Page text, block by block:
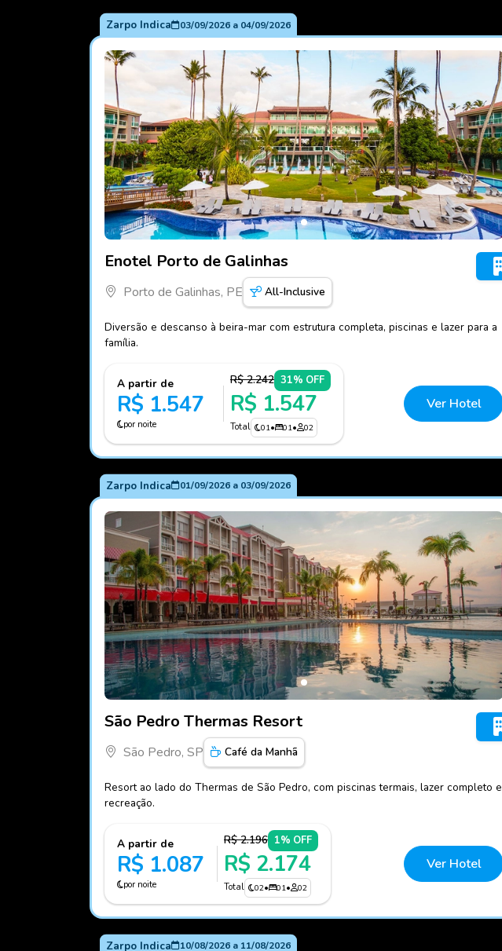
Zarpo Indica 03/09/2026a 04/09/2026
Enotel Porto de Galinhas
Porto de Galinhas, PE All-Inclusive
Diversão e descanso à beira-mar com estrutura completa, piscinas e lazer para a
família.
A partir de
R$ 1.547
por noite
R$ 2.242 31% OFF
R$ 1.547
Total 01• 01• 02
Ver Hotel
Zarpo Indica 01/09/2026a 03/09/2026
São Pedro Thermas Resort
São Pedro, SP Café da Manhã
Resort ao lado do Thermas de São Pedro, com piscinas termais, lazer completo e
recreação.
A partir de
R$ 1.087
por noite
R$ 2.196 1% OFF
R$ 2.174
Total 02• 01• 02
Ver Hotel
Zarpo Indica 10/08/2026a 11/08/2026